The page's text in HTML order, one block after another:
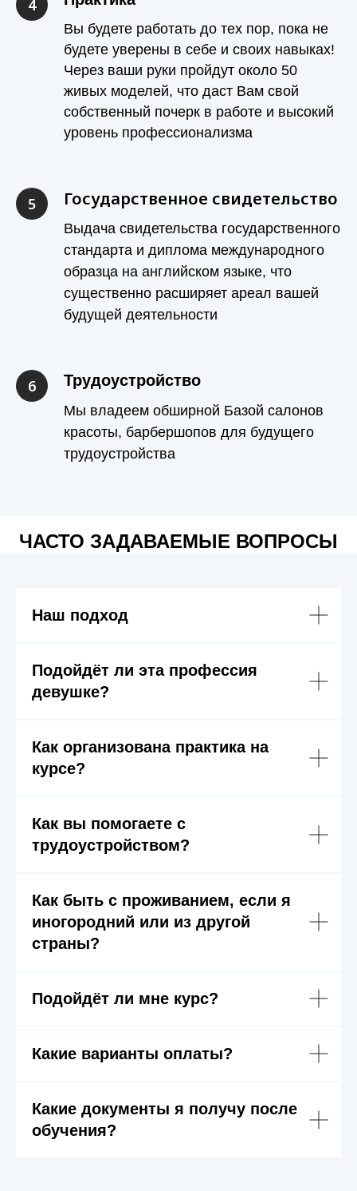
Вы будете работать до тех пор, пока не
будете уверены в себе и своих навыках!
Через ваши руки пройдут около 50
живых моделей, что даст Вам свой
собственный почерк в работе и высокий
уровень профессионализма
Государственное свидетельство
Выдача свидетельства государственного
стандарта и диплома международного
образца на английском языке, что
существенно расширяет ареал вашей
будущей деятельности
Трудоустройство
Мы владеем обширной Базой салонов
красоты, барбершопов для будущего
трудоустройства
ЧАСТО ЗАДАВАЕМЫЕ ВОПРОСЫ
Наш подход
Подойдёт ли эта профессия
девушке?
Как организована практика на
курсе?
Как вы помогаете с
трудоустройством?
Как быть с проживанием, если я
иногородний или из другой
страны?
Подойдёт ли мне курс?
Какие варианты оплаты?
Какие документы я получу после
обучения?